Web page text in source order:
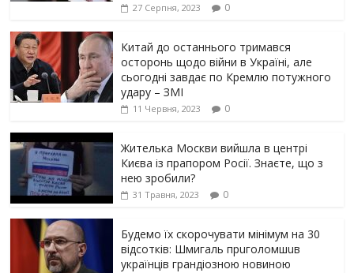
27 Серпня, 2023 0
Китай до останнього тримався
осторонь щодо вiйни в Україні, але
сьогодні завдає по Кремлю потужного
yдарy – ЗМІ
11 Червня, 2023 0
Жителька Москви вийшла в центрі
Києва із прапором Росії. Знаєте, що з
нею зробили?
31 Травня, 2023 0
Будемо їх скорочувати мінімум на 30
відсотків: Шмигаль прuголомшuв
українців грaндіoзнoю новиною